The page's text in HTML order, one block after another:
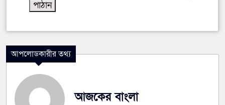
আপলোডকারীর তথ্য
আজকের বাংলা